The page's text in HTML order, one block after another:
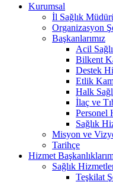
Kurumsal
İl Sağlık
Organizasyon
Başkanlarımız
Acil
Bilkent
Destek
Etlik
Halk
İlaç ve
Personel
Sağlık
Misyon ve
Tarihçe
Hizmet
Sağlık
Teşkilat